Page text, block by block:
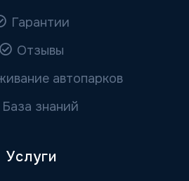
Гарантии
Отзывы
автопарков
База знаний
Услуги